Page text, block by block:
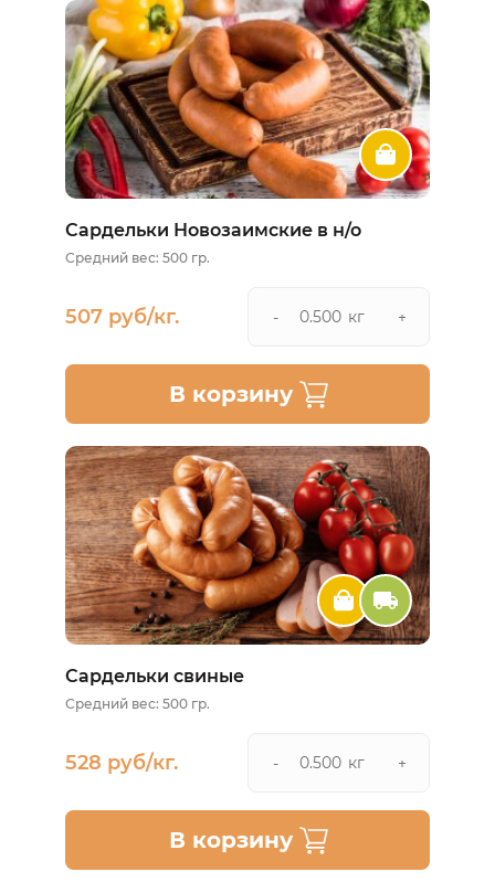
Сардельки Новозаимские в н/о
Средний вес: 500 гр.
507 руб/кг. - кг +
В корзину
Сардельки свиные
Средний вес: 500 гр.
528 руб/кг. - кг +
В корзину